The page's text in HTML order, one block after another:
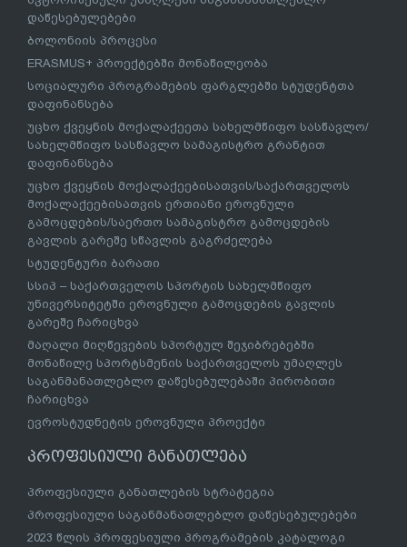
დაწესებულებები
ბოლონიის პროცესი
ERASMUS+ პროექტებში მონაწილეობა
სოციალური პროგრამების ფარგლებში სტუდენტთა
დაფინანსება
უცხო ქვეყნის მოქალაქეეთა სახელმწიფო სასწავლო/
სახელმწიფო სასწავლო სამაგისტრო გრანტით
დაფინანსება
უცხო ქვეყნის მოქალაქეებისათვის/საქართველოს
მოქალაქეებისათვის ერთიანი ეროვნული
გამოცდების/საერთო სამაგისტრო გამოცდების
გავლის გარეშე სწავლის გაგრძელება
სტუდენტური ბარათი
სსიპ – საქართველოს სპორტის სახელმწიფო
უნივერსიტეტში ეროვნული გამოცდების გავლის
გარეშე ჩარიცხვა
მაღალი მიღწევების სპორტულ შეჯიბრებებში
მონაწილე სპორტსმენის საქართველოს უმაღლეს
საგანმანათლებლო დაწესებულებაში პირობითი
ჩარიცხვა
ევროსტუდნეტის ეროვნული პროექტი
პროფესიული განათლება
პროფესიული განათლების სტრატეგია
პროფესიული საგანმანათლებლო დაწესებულებები
2023 წლის პროფესიული პროგრამების კატალოგი